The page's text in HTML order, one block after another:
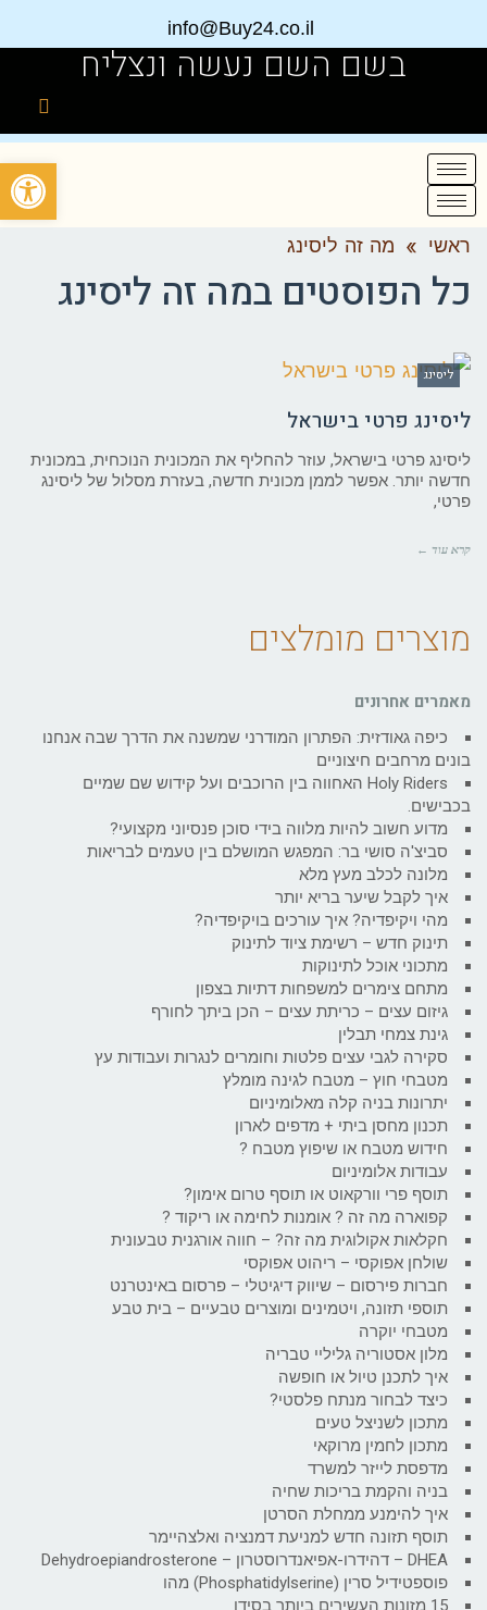
info@Buy24.co.il
בשם השם נעשה ונצליח
ראשי » מה זה ליסינג
כל הפוסטים במה זה ליסינג
ליסינג
ליסינג פרטי בישראל
ליסינג פרטי בישראל, עוזר להחליף את המכונית הנוכחית, במכונית
חדשה יותר. אפשר לממן מכונית חדשה, בעזרת מסלול של ליסינג
פרטי,
קרא עוד ←
מוצרים מומלצים
מאמרים אחרונים
כיפה גאודזית: הפתרון המודרני שמשנה את הדרך שבה אנחנו
בונים מרחבים חיצוניים
Holy Riders האחווה בין הרוכבים ועל קידוש שם שמיים
בכבישים.
מדוע חשוב להיות מלווה בידי סוכן פנסיוני מקצועי?
סביצ'ה סושי בר: המפגש המושלם בין טעמים לבריאות
מלונה לכלב מעץ מלא
איך לקבל שיער בריא יותר
מהי ויקיפדיה? איך עורכים בויקיפדיה?
תינוק חדש – רשימת ציוד לתינוק
מתכוני אוכל לתינוקות
מתחם צימרים למשפחות דתיות בצפון
גיזום עצים – כריתת עצים – הכן ביתך לחורף
גינת צמחי תבלין
סקירה לגבי עצים פלטות וחומרים לנגרות ועבודות עץ
מטבחי חוץ – מטבח לגינה מומלץ
יתרונות בניה קלה מאלומיניום
תכנון מחסן ביתי + מדפים לארון
חידוש מטבח או שיפוץ מטבח ?
עבודות אלומיניום
תוסף פרי וורקאוט או תוסף טרום אימון?
קפוארה מה זה ? אומנות לחימה או ריקוד ?
חקלאות אקולוגית מה זה? – חווה אורגנית טבעונית
שולחן אפוקסי – ריהוט אפוקסי
חברות פירסום – שיווק דיגיטלי – פרסום באינטרנט
תוספי תזונה, ויטמינים ומוצרים טבעיים – בית טבע
מטבחי יוקרה
מלון אסטוריה גליליי טבריה
איך לתכנן טיול או חופשה
כיצד לבחור מנתח פלסטי?
מתכון לשניצל טעים
מתכון לחמין מרוקאי
מדפסת לייזר למשרד
בניה והקמת בריכות שחיה
איך להימנע ממחלת הסרטן
תוסף תזונה חדש למניעת דמנציה ואלצהיימר
DHEA – דהידרו-אפיאנדרוסטרון – Dehydroepiandrosterone
פוספטידיל סרין (Phosphatidylserine) מהו
15 מזונות העשירים ביותר בסידן